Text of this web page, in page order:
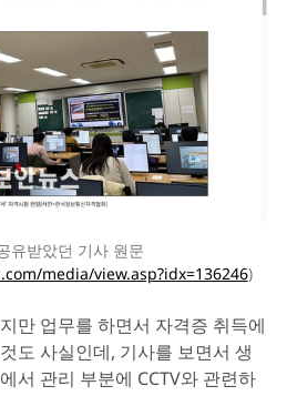
유받았던 기사 원문
media/view.asp?idx=136246)
만 업무를 하면서 자격증 취득에
도 사실인데, 기사를 보면서 생
서 관리 부분에 CCTV와 관련하